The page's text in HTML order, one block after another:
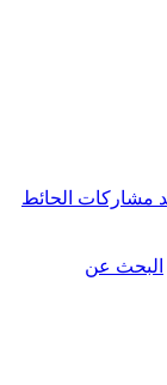
مشاركات الحائط
البحث عن